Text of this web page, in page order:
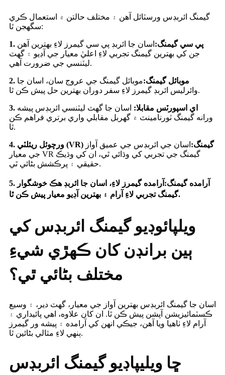
گيمنگ ائربڊس ورسٽائل آهن ۽ مختلف حالتن ۾ استعمال ڪري
سگهجن ٿا:
1. پي سي گيمنگ: اسان جا ائربڊ پي سي گيمرز لاءِ بهترين آهن
جن کي بهترين گيمنگ تجربي لاءِ اعليٰ معيار جي آڊيو ۽ گهٽ
ليٽنسي جي ضرورت آهي.
2. موبائل گيمنگ:موبائل گيمنگ جي عروج سان، اسان جا
وائرليس ائربڊ گيمرز لاءِ سفر دوران بهترين حل پيش ڪن ٿا.
3. اي اسپورٽس مقابلا: اسان جا گهٽ ليٽنسي ائربڊس پيشه
ورانه گيمنگ ٽورنامينٽ ۾ گهربل مقابلي واري برتري فراهم ڪن
ٿا.
4. ورچوئل ريئلٽي (VR) گيمنگ: اسان جي ائربڊس جي عميق آواز
جي معيار VR گيمنگ جي تجربي کي وڌائي ٿي، ان کي وڌيڪ
حقيقي ۽ پرڪشش بڻائي ٿي.
5. آرامده گيمنگ: آرامده گيمرز لاءِ، اسان جا ائربڊ هڪ خوشگوار
گيمنگ تجربي لاءِ آرام ۽ بهترين آڊيو معيار پيش ڪن ٿا.
ويلپائوڊيو گيمنگ ائربڊس کي
ٻين برانڊن کان ڪهڙي شيءِ
مختلف بڻائي ٿي؟
اسان جا گيمنگ ائربڊس بهترين آواز جي معيار، گهٽ دير، ۽ وسيع
ڪسٽمائيزيشن آپشن پيش ڪن ٿا. ان کان علاوه، اهي پائيداري ۽
آرام لاءِ ٺاهيا ويا آهن، جيڪي انهن کي آرامده ۽ پيشه ور گيمرز
ٻنهي لاءِ مثالي بڻائين ٿا.
ڇا ويليپاڊيو گيمنگ ائربڊس